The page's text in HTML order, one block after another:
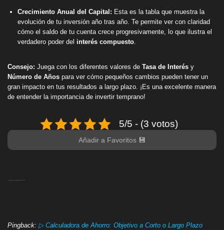
Crecimiento Anual del Capital: Esta es la tabla que muestra la
evolución de tu inversión año tras año. Te permite ver con claridad
cómo el saldo de tu cuenta crece progresivamente, lo que ilustra el
verdadero poder del interés compuesto.
Consejo: Juega con los diferentes valores de Tasa de Interés y
Número de Años para ver cómo pequeños cambios pueden tener un
gran impacto en tus resultados a largo plazo. ¡Es una excelente manera
de entender la importancia de invertir temprano!
5/5 - (3 votos)
Añadir a Favoritos 💾
Pingback: ▷ Calculadora de Ahorro: Objetivo a Corto o Largo Plazo